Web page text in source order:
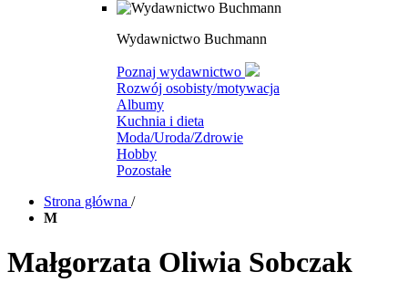
Wydawnictwo Buchmann
Poznaj wydawnictwo
Rozwój osobisty/motywacja
Albumy
Kuchnia i dieta
Moda/Uroda/Zdrowie
Hobby
Pozostałe
Strona główna /
M
Małgorzata Oliwia Sobczak